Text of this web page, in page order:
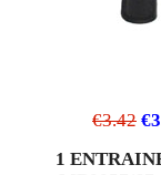
€3.42 €
1